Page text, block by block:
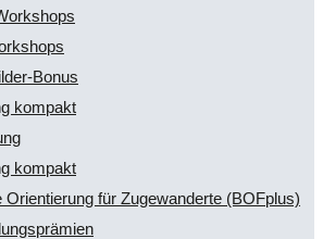
Bonus
kompakt
kompakt
Orientierung für Zugewanderte (BOFplus)